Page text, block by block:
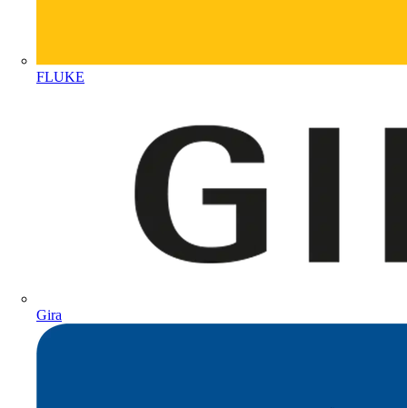
FLUKE
Gira